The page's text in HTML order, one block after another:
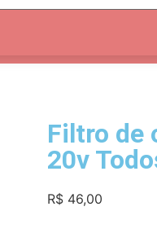
Filtro de
20v
R$ 46,00